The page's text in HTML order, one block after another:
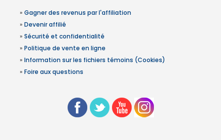
» Gagner des revenus par l'affiliation
» Devenir affilié
» Sécurité et confidentialité
» Politique de vente en ligne
» Information sur les fichiers témoins (Cookies)
» Foire aux questions